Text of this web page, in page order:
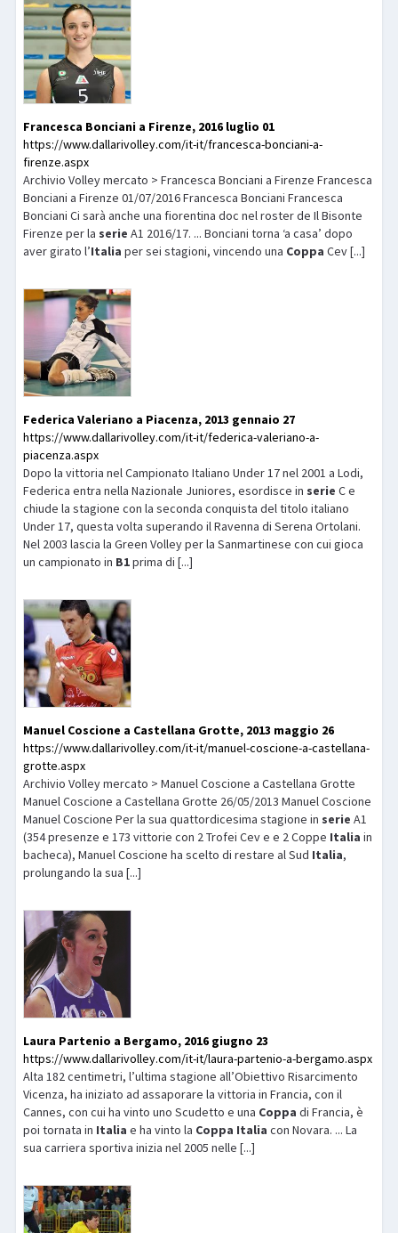
Francesca Bonciani a Firenze, 2016 luglio 01
https://www.dallarivolley.com/it-it/francesca-bonciani-a-
firenze.aspx
Archivio Volley mercato > Francesca Bonciani a Firenze Francesca
Bonciani a Firenze 01/07/2016 Francesca Bonciani Francesca
Bonciani Ci sarà anche una fiorentina doc nel roster de Il Bisonte
Firenze per la serie A1 2016/17. ... Bonciani torna ‘a casa’ dopo
aver girato l’Italia per sei stagioni, vincendo una Coppa Cev [...]
Federica Valeriano a Piacenza, 2013 gennaio 27
https://www.dallarivolley.com/it-it/federica-valeriano-a-
piacenza.aspx
Dopo la vittoria nel Campionato Italiano Under 17 nel 2001 a Lodi,
Federica entra nella Nazionale Juniores, esordisce in serie C e
chiude la stagione con la seconda conquista del titolo italiano
Under 17, questa volta superando il Ravenna di Serena Ortolani.
Nel 2003 lascia la Green Volley per la Sanmartinese con cui gioca
un campionato in B1prima di [...]
Manuel Coscione a Castellana Grotte, 2013 maggio 26
https://www.dallarivolley.com/it-it/manuel-coscione-a-castellana-
grotte.aspx
Archivio Volley mercato > Manuel Coscione a Castellana Grotte
Manuel Coscione a Castellana Grotte 26/05/2013 Manuel Coscione
Manuel Coscione Per la sua quattordicesima stagione in serie A1
(354 presenze e 173 vittorie con 2 Trofei Cev e e 2 Coppe Italia in
bacheca), Manuel Coscione ha scelto di restare al Sud Italia,
prolungando la sua [...]
Laura Partenio a Bergamo, 2016 giugno 23
https://www.dallarivolley.com/it-it/laura-partenio-a-bergamo.aspx
Alta 182 centimetri, l’ultima stagione all’Obiettivo Risarcimento
Vicenza, ha iniziato ad assaporare la vittoria in Francia, con il
Cannes, con cui ha vinto uno Scudetto e una Coppa di Francia, è
poi tornata in Italia e ha vinto la Coppa Italia con Novara. ... La
sua carriera sportiva inizia nel 2005 nelle [...]